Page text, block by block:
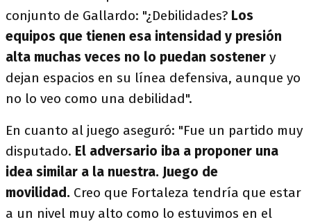
conjunto de Gallardo: "¿Debilidades? Los
equipos que tienen esa intensidad y presión
alta muchas veces no lo puedan sostener y
dejan espacios en su línea defensiva, aunque yo
no lo veo como una debilidad".
En cuanto al juego aseguró: "Fue un partido muy
disputado. El adversario iba a proponer una
idea similar a la nuestra. Juego de
movilidad. Creo que Fortaleza tendría que estar
a un nivel muy alto como lo estuvimos en el